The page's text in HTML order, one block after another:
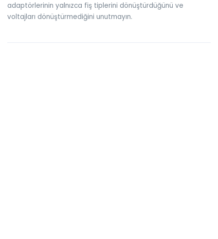
adaptörlerinin yalnızca fiş tiplerini dönüştürdüğünü ve
voltajları dönüştürmediğini unutmayın.